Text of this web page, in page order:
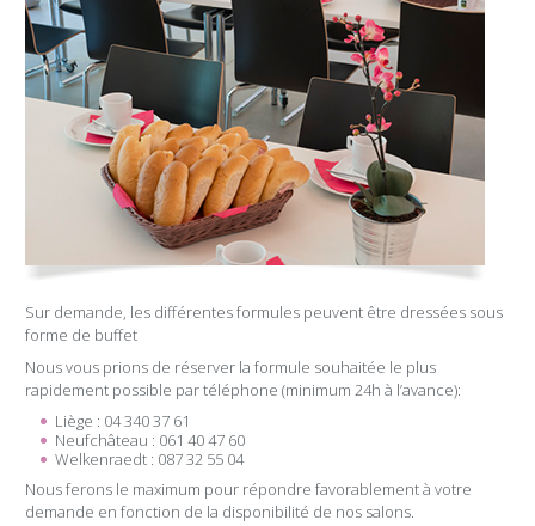
Sur demande, les différentes formules peuvent être dressées sous
forme de buffet
Nous vous prions de réserver la formule souhaitée le plus
rapidement possible par téléphone (minimum 24h à l’avance):
Liège : 04 340 37 61
Neufchâteau : 061 40 47 60
Welkenraedt : 087 32 55 04
Nous ferons le maximum pour répondre favorablement à votre
demande en fonction de la disponibilité de nos salons.